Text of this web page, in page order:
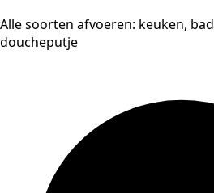
Alle soorten afvoeren: keuken,
doucheputje